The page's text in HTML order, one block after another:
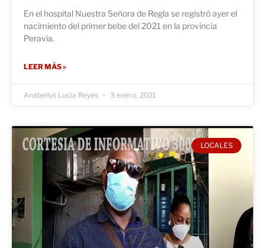
En el hospital Nuestra Señora de Regla se registró ayer el
nacimiento del primer bebe del 2021 en la provincia
Peravia.
LEER MÁS »
Anabellys Lucia Reyes 3 enero, 2021
LOCALES